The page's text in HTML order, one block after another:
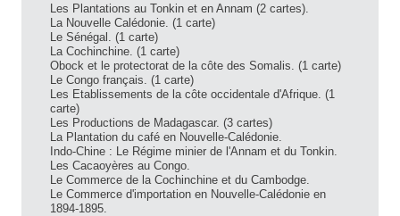
Les Plantations au Tonkin et en Annam (2 cartes).
La Nouvelle Calédonie. (1 carte)
Le Sénégal. (1 carte)
La Cochinchine. (1 carte)
Obock et le protectorat de la côte des Somalis. (1 carte)
Le Congo français. (1 carte)
Les Etablissements de la côte occidentale d'Afrique. (1
carte)
Les Productions de Madagascar. (3 cartes)
La Plantation du café en Nouvelle-Calédonie.
Indo-Chine : Le Régime minier de l'Annam et du Tonkin.
Les Cacaoyères au Congo.
Le Commerce de la Cochinchine et du Cambodge.
Le Commerce d'importation en Nouvelle-Calédonie en
1894-1895.